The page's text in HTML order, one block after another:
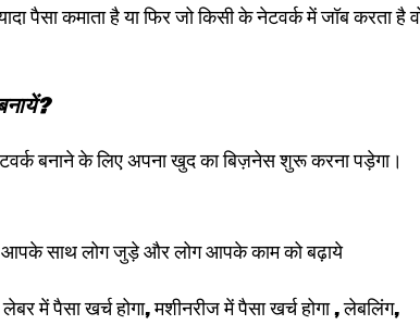
पैसा कमाता है या फिर जो किसी के नेटवर्क में जॉब करता है
बनाने के लिए अपना खुद का बिज़नेस शुरू करना पड़ेगा।
साथ लोग जुड़े और लोग आपके काम को बढ़ाये
में पैसा खर्च होगा, मशीनरीज में पैसा खर्च होगा , लेबलिंग,